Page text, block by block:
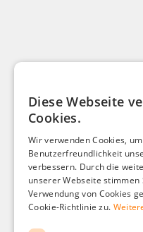
WEIDINGER
Service und Beratung:
+49 (0)8142 / 4289 -
Mo-Fr, 08:00 - 16:00
Oder über unser
Diese Webseite
Cookies.
Wir verwenden Cookies,
Benutzerfreundlichkeit
verbessern. Durch die
unserer Webseite stimmen
Verwendung von Cookies
Cookie-Richtlinie zu.